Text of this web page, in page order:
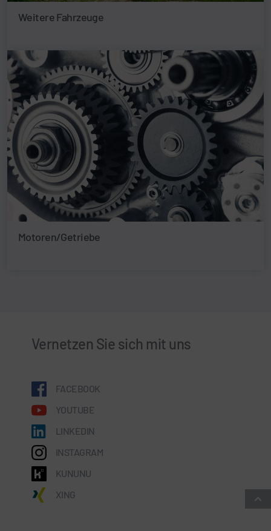
Weitere Fahrzeuge
Motoren/Getriebe
Vernetzen Sie sich mit uns
FACEBOOK
YOUTUBE
LINKEDIN
INSTAGRAM
KUNUNU
XING